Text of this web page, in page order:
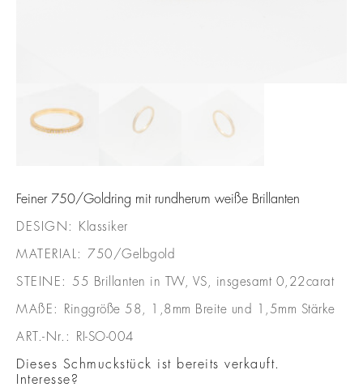
Feiner 750/Goldring mit rundherum weiße Brillanten
DESIGN: Klassiker
MATERIAL: 750/Gelbgold
STEINE: 55 Brillanten in TW, VS, insgesamt 0,22carat
MAßE: Ringgröße 58, 1,8mm Breite und 1,5mm Stärke
ART.-Nr.: RI-SO-004
Dieses Schmuckstück ist bereits verkauft.
Interesse?